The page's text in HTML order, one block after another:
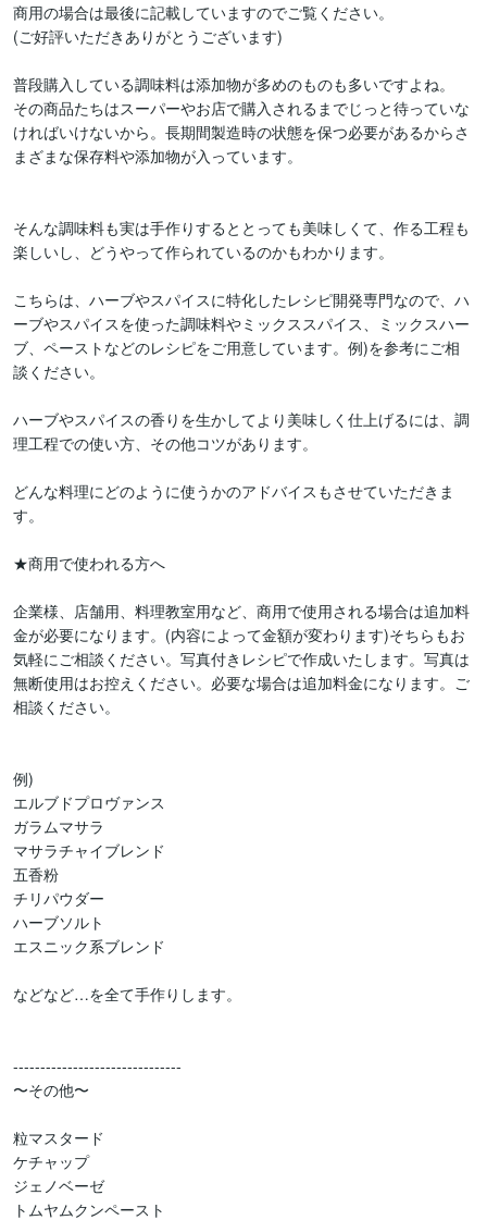
商用の場合は最後に記載していますのでご覧ください。
(ご好評いただきありがとうございます)
普段購入している調味料は添加物が多めのものも多いですよね。
その商品たちはスーパーやお店で購入されるまでじっと待っていな
ければいけないから。長期間製造時の状態を保つ必要があるからさ
まざまな保存料や添加物が入っています。
そんな調味料も実は手作りするととっても美味しくて、作る工程も
楽しいし、どうやって作られているのかもわかります。
こちらは、ハーブやスパイスに特化したレシピ開発専門なので、ハ
ーブやスパイスを使った調味料やミックススパイス、ミックスハー
ブ、ペーストなどのレシピをご用意しています。例)を参考にご相
談ください。
ハーブやスパイスの香りを生かしてより美味しく仕上げるには、調
理工程での使い方、その他コツがあります。
どんな料理にどのように使うかのアドバイスもさせていただきま
す。
★商用で使われる方へ
企業様、店舗用、料理教室用など、商用で使用される場合は追加料
金が必要になります。(内容によって金額が変わります)そちらもお
気軽にご相談ください。写真付きレシピで作成いたします。写真は
無断使用はお控えください。必要な場合は追加料金になります。ご
相談ください。
例)
エルブドプロヴァンス
ガラムマサラ
マサラチャイブレンド
五香粉
チリパウダー
ハーブソルト
エスニック系ブレンド
などなど…を全て手作りします。
-------------------------------
〜その他〜
粒マスタード
ケチャップ
ジェノベーゼ
トムヤムクンペースト